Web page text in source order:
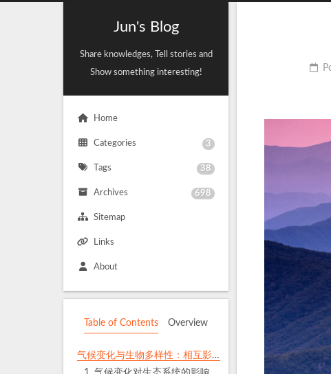
Jun's Blog
Share knowledges, Tell stories and
Show something interesting!
Home
Categories 3
Tags 38
Archives 698
Sitemap
Links
About
Table of Contents Overview
气候变化与生物多样性：相互影响的关系